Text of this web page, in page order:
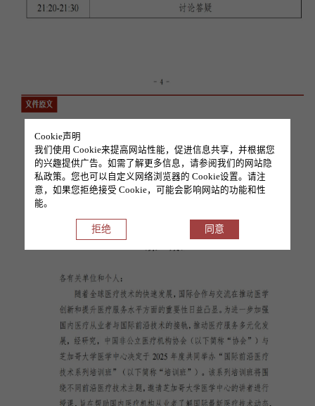
Cookie声明
我们使用 Cookie来提高网站性能，促进信息共享，并根据您
的兴趣提供广告。如需了解更多信息，请参阅我们的网站隐
私政策。您也可以自定义网络浏览器的 Cookie设置。请注
意，如果您拒绝接受 Cookie，可能会影响网站的功能和性
能。
拒绝 同意